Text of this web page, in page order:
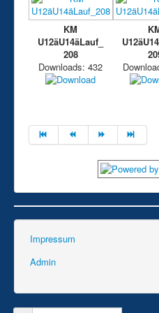
KM
U12äU14äLauf_
208
Downloads: 432
Impressum
Admin